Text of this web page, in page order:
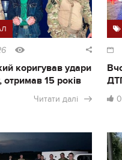
коригував удари
отримав 15 років
Читати далі 0